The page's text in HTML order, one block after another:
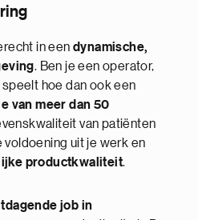
in een dynamische,
. Ben je een operator,
hoe dan ook een
van meer dan 50
van patiënten
voldoening uit je werk en
productkwaliteit.
job in